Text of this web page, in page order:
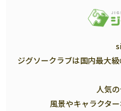
ジグソークラブは国内最大
人気
風景やキャラクタ